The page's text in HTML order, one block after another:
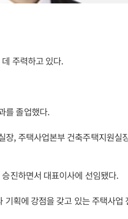
주력하고 있다.
를 졸업했다.
, 주택사업본부 건축주택지원실
진하면서 대표이사에 선임됐다.
획에 강점을 갖고 있는 주택사업